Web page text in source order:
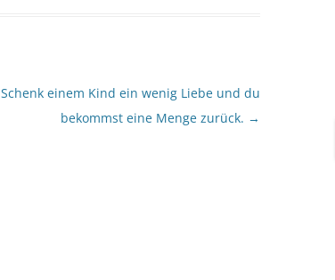
Schenk einem Kind ein wenig Liebe und du
bekommst eine Menge zurück. →